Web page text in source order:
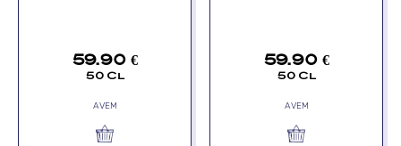
59.90 €
50 Cl
AVEM
59.90 €
50 Cl
AVEM